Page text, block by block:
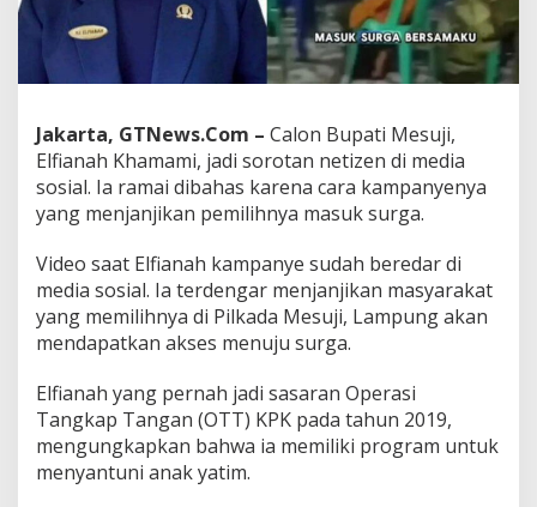
n
p
i
M
e
s
u
i
J
a
n
k
a
n
P
e
Jakarta, GTNews.Com – Calon Bupati Mesuji,
Elfianah Khamami, jadi sorotan netizen di media
sosial. Ia ramai dibahas karena cara kampanyenya
yang menjanjikan pemilihnya masuk surga.
Video saat Elfianah kampanye sudah beredar di
media sosial. Ia terdengar menjanjikan masyarakat
yang memilihnya di Pilkada Mesuji, Lampung akan
mendapatkan akses menuju surga.
Elfianah yang pernah jadi sasaran Operasi
Tangkap Tangan (OTT) KPK pada tahun 2019,
mengungkapkan bahwa ia memiliki program untuk
menyantuni anak yatim.